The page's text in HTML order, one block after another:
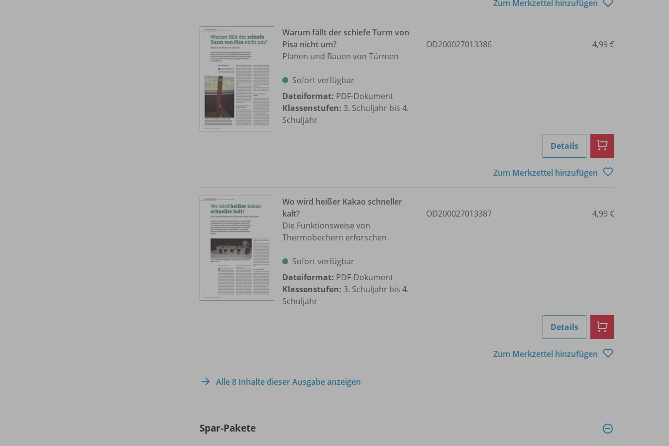
Zum Merkzettel hinzufügen
Warum fällt der schiefe Turm von
Pisa nicht um?
Planen und Bauen von Türmen
Sofort verfügbar
Dateiformat: PDF-Dokument
Klassenstufen: 3. Schuljahr bis 4.
Schuljahr
OD200027013386 4,99 €
Details
Zum Merkzettel hinzufügen
Wo wird heißer Kakao schneller
kalt?
Die Funktionsweise von
Thermobechern erforschen
Sofort verfügbar
Dateiformat: PDF-Dokument
Klassenstufen: 3. Schuljahr bis 4.
Schuljahr
OD200027013387 4,99 €
Details
Zum Merkzettel hinzufügen
Alle 8 Inhalte dieser Ausgabe anzeigen
Spar-Pakete